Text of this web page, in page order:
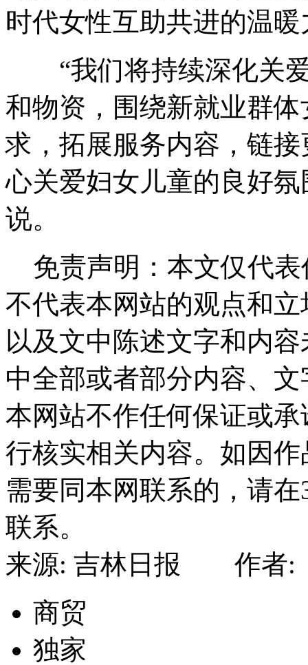
时代女性互助共进的温暖
“我们将持续深化关爱
和物资，围绕新就业群
求，拓展服务内容，链
心关爱妇女儿童的良好
说。
免责声明：本文仅代表
不代表本网站的观点和
以及文中陈述文字和内
中全部或者部分内容、
本网站不作任何保证或
行核实相关内容。如因
需要同本网联系的，请
联系。
来源: 吉林日报 作
商贸
独家